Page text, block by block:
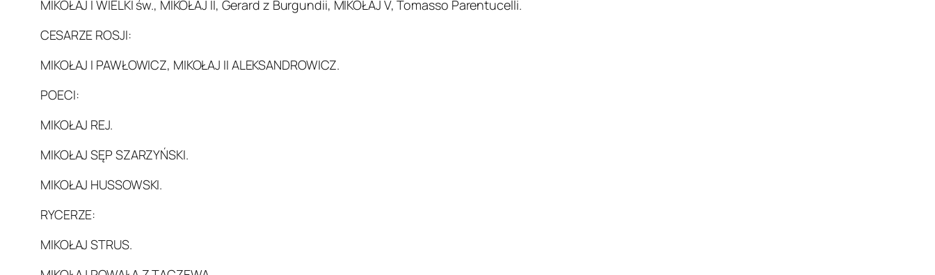
MIKOŁAJ I WIELKI św., MIKOŁAJ II, Gerard z Burgundii, MIKOŁAJ V, Tomasso Parentucelli.
CESARZE ROSJI:
MIKOŁAJ I PAWŁOWICZ, MIKOŁAJ II ALEKSANDROWICZ.
POECI:
MIKOŁAJ REJ.
MIKOŁAJ SĘP SZARZYŃSKI.
MIKOŁAJ HUSSOWSKI.
RYCERZE:
MIKOŁAJ STRUS.